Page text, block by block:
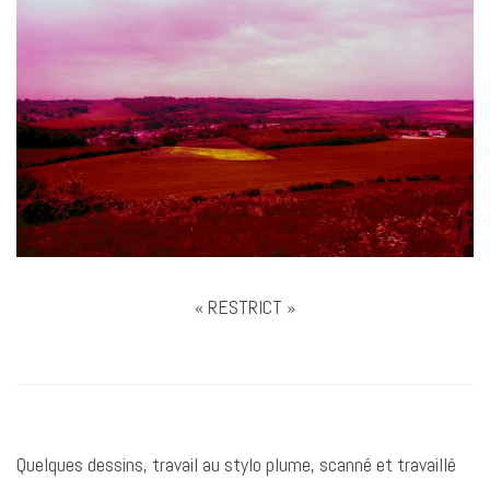
« RESTRICT »
Quelques dessins, travail au stylo plume, scanné et travaillé